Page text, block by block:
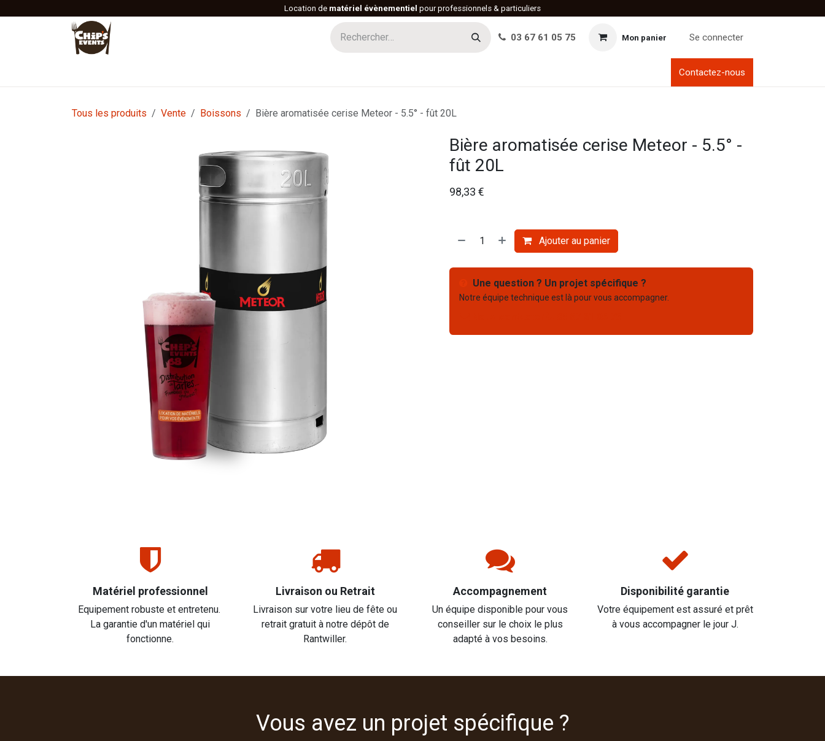
Location de matériel évènementiel pour professionnels & particuliers
03 67 61 05 75 Mon panier Se connecter
Contactez-nous
Tous les produits Vente Boissons Bière aromatisée cerise Meteor - 5.5° - fût 20L
Bière aromatisée cerise Meteor - 5.5° -
fût 20L
98,33 €
Ajouter au panier
Une question ? Un projet spécifique ?
Notre équipe technique est là pour vous accompagner.
Matériel professionnel
Equipement robuste et entretenu.
La garantie d'un matériel qui
fonctionne.
Livraison ou Retrait
Livraison sur votre lieu de fête ou
retrait gratuit à notre dépôt de
Rantwiller.
Accompagnement
Un équipe disponible pour vous
conseiller sur le choix le plus
adapté à vos besoins.
Disponibilité garantie
Votre équipement est assuré et prêt
à vous accompagner le jour J.
Vous avez un projet spécifique ?